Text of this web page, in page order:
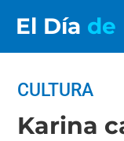
El Día de
CULTURA
Karina